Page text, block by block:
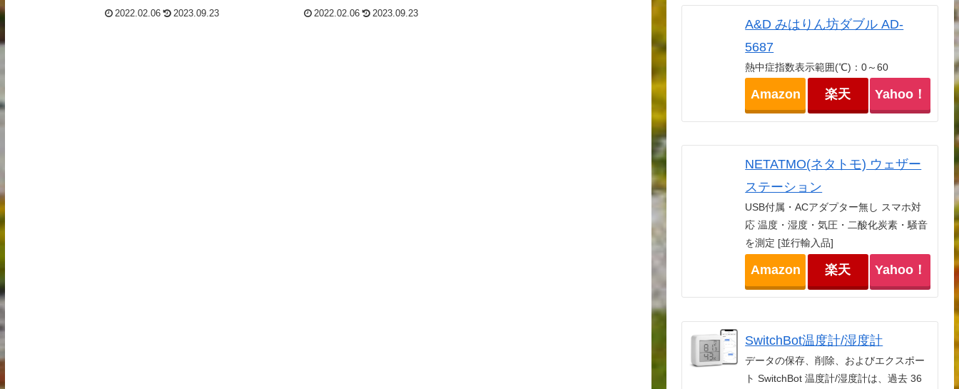
2022.02.06 2023.09.23 2022.02.06 2023.09.23
A&D みはりん坊ダブル AD-
5687
熱中症指数表示範囲(℃)：0～60
Amazon 楽天 Yahoo！
NETATMO(ネタトモ) ウェザー
ステーション
USB付属・ACアダプター無し スマホ対
応 温度・湿度・気圧・二酸化炭素・騒音
を測定 [並行輸入品]
Amazon 楽天 Yahoo！
SwitchBot温度計/湿度計
データの保存、削除、およびエクスポー
ト SwitchBot 温度計/湿度計は、過去 36